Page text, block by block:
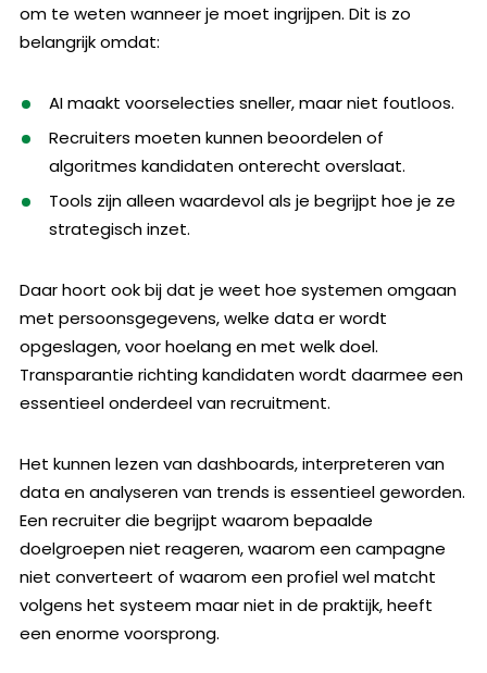
om te weten wanneer je moet ingrijpen. Dit is zo
belangrijk omdat:
AI maakt voorselecties sneller, maar niet foutloos.
Recruiters moeten kunnen beoordelen of
algoritmes kandidaten onterecht overslaat.
Tools zijn alleen waardevol als je begrijpt hoe je ze
strategisch inzet.
Daar hoort ook bij dat je weet hoe systemen omgaan
met persoonsgegevens, welke data er wordt
opgeslagen, voor hoelang en met welk doel.
Transparantie richting kandidaten wordt daarmee een
essentieel onderdeel van recruitment.
Het kunnen lezen van dashboards, interpreteren van
data en analyseren van trends is essentieel geworden.
Een recruiter die begrijpt waarom bepaalde
doelgroepen niet reageren, waarom een campagne
niet converteert of waarom een profiel wel matcht
volgens het systeem maar niet in de praktijk, heeft
een enorme voorsprong.